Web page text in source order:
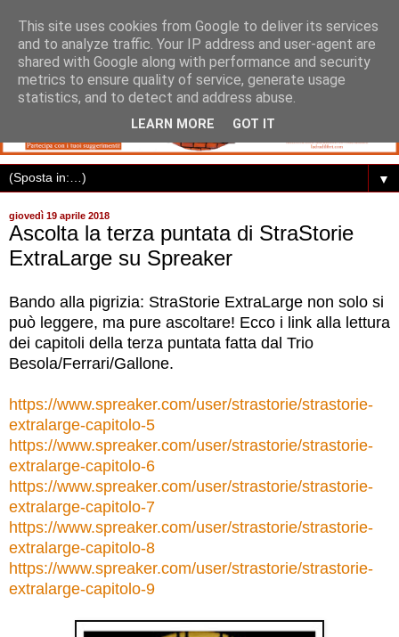
▼
giovedì 19 aprile 2018
Ascolta la terza puntata di StraStorie
ExtraLarge su Spreaker
Bando alla pigrizia: StraStorie ExtraLarge non solo si
può leggere, ma pure ascoltare! Ecco i link alla lettura
dei capitoli della terza puntata fatta dal Trio
Besola/Ferrari/Gallone.
https://www.spreaker.com/user/strastorie/strastorie-
extralarge-capitolo-5
https://www.spreaker.com/user/strastorie/strastorie-
extralarge-capitolo-6
https://www.spreaker.com/user/strastorie/strastorie-
extralarge-capitolo-7
https://www.spreaker.com/user/strastorie/strastorie-
extralarge-capitolo-8
https://www.spreaker.com/user/strastorie/strastorie-
extralarge-capitolo-9
This site uses cookies from Google to deliver its services
and to analyze traffic. Your IP address and user-agent are
shared with Google along with performance and security
metrics to ensure quality of service, generate usage
statistics, and to detect and address abuse.
LEARN MORE GOT IT